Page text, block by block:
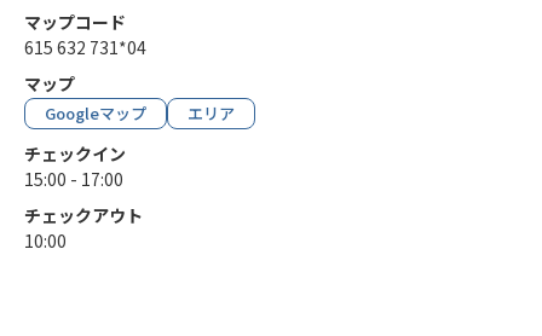
マップコード
615 632 731*04
マップ
Googleマップ エリア
チェックイン
15:00 - 17:00
チェックアウト
10:00